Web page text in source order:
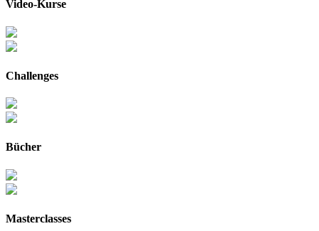
Video-Kurse
Challenges
Bücher
Masterclasses